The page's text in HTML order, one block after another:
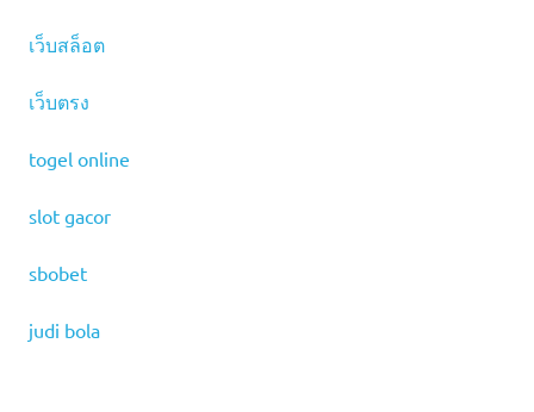
เว็บสล็อต
เว็บตรง
togel online
slot gacor
sbobet
judi bola